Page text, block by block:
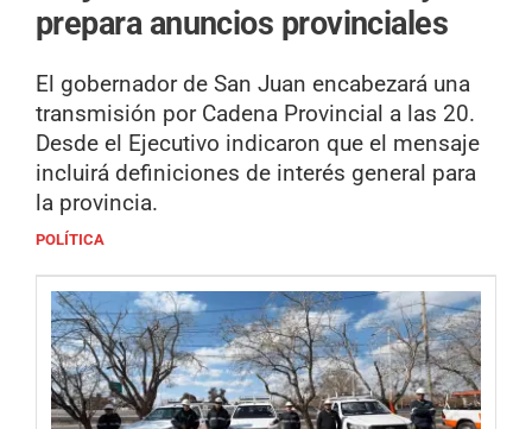
prepara anuncios provinciales
El gobernador de San Juan encabezará una
transmisión por Cadena Provincial a las 20.
Desde el Ejecutivo indicaron que el mensaje
incluirá definiciones de interés general para
la provincia.
POLÍTICA